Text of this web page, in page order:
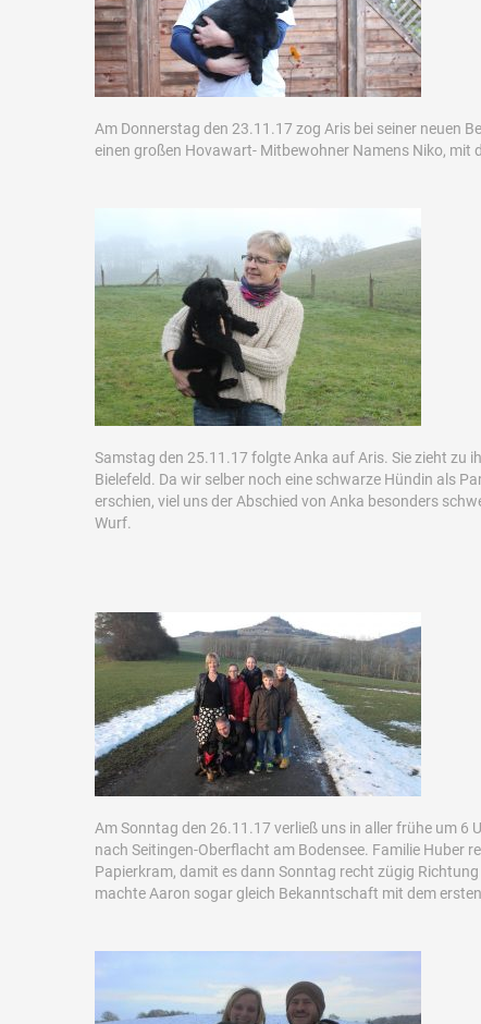
Am Donnerstag den 23.11.17 zog Aris bei seiner neuen
einen großen Hovawart- Mitbewohner Namens Niko, mit
Samstag den 25.11.17 folgte Anka auf Aris. Sie zieht zu
Bielefeld. Da wir selber noch eine schwarze Hündin als
erschien, viel uns der Abschied von Anka besonders
Wurf.
Am Sonntag den 26.11.17 verließ uns in aller frühe um
nach Seitingen-Oberflacht am Bodensee. Familie Huber
Papierkram, damit es dann Sonntag recht zügig
machte Aaron sogar gleich Bekanntschaft mit dem